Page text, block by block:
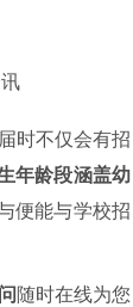
时不仅会有招
年龄段涵盖幼
便能与学校招
随时在线为您